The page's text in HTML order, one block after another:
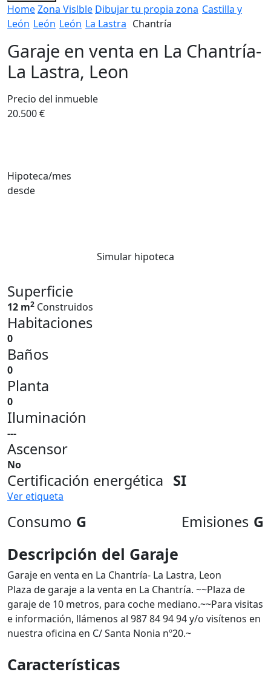
HomeZona Vislble Dibujar tu propia zona Castilla y
León León León La Lastra Chantría
Garaje en venta en La Chantría-
La Lastra, Leon
Precio del inmueble
20.500 €
Hipoteca/mes
desde
Simular hipoteca
Superficie
12 m2 Construidos
Habitaciones
0
Baños
0
Planta
0
Iluminación
---
Ascensor
No
Certificación energética SI
Ver etiqueta
Consumo G Emisiones G
Descripción del Garaje
Garaje en venta en La Chantría- La Lastra, Leon
Plaza de garaje a la venta en La Chantría. ~~Plaza de
garaje de 10 metros, para coche mediano.~~Para visitas
e información, llámenos al 987 84 94 94 y/o visítenos en
nuestra oficina en C/ Santa Nonia nº20.~
Características